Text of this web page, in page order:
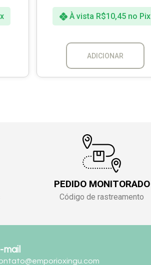
À vista R$10,45 no Pix
ADICIONAR
PEDIDO MONITORADO
Código de rastreamento
mail